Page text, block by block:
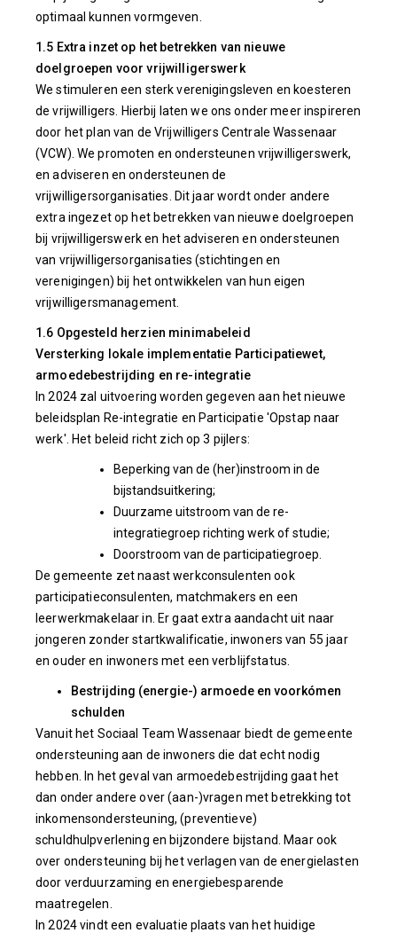
optimaal kunnen vormgeven.
1.5 Extra inzet op het betrekken van nieuwe
doelgroepen voor vrijwilligerswerk
We stimuleren een sterk verenigingsleven en koesteren
de vrijwilligers. Hierbij laten we ons onder meer inspireren
door het plan van de Vrijwilligers Centrale Wassenaar
(VCW). We promoten en ondersteunen vrijwilligerswerk,
en adviseren en ondersteunen de
vrijwilligersorganisaties. Dit jaar wordt onder andere
extra ingezet op het betrekken van nieuwe doelgroepen
bij vrijwilligerswerk en het adviseren en ondersteunen
van vrijwilligersorganisaties (stichtingen en
verenigingen) bij het ontwikkelen van hun eigen
vrijwilligersmanagement.
1.6 Opgesteld herzien minimabeleid
Versterking lokale implementatie Participatiewet,
armoedebestrijding en re-integratie
In 2024 zal uitvoering worden gegeven aan het nieuwe
beleidsplan Re-integratie en Participatie 'Opstap naar
werk'. Het beleid richt zich op 3 pijlers:
Beperking van de (her)instroom in de
bijstandsuitkering;
Duurzame uitstroom van de re-
integratiegroep richting werk of studie;
Doorstroom van de participatiegroep.
De gemeente zet naast werkconsulenten ook
participatieconsulenten, matchmakers en een
leerwerkmakelaar in. Er gaat extra aandacht uit naar
jongeren zonder startkwalificatie, inwoners van 55 jaar
en ouder en inwoners met een verblijfstatus.
Bestrijding (energie-) armoede en voorkómen
schulden
Vanuit het Sociaal Team Wassenaar biedt de gemeente
ondersteuning aan de inwoners die dat echt nodig
hebben. In het geval van armoedebestrijding gaat het
dan onder andere over (aan-)vragen met betrekking tot
inkomensondersteuning, (preventieve)
schuldhulpverlening en bijzondere bijstand. Maar ook
over ondersteuning bij het verlagen van de energielasten
door verduurzaming en energiebesparende
maatregelen.
In 2024 vindt een evaluatie plaats van het huidige